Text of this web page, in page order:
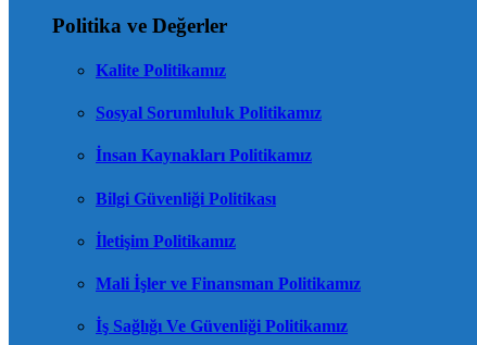
Politika ve Değerler
Kalite Politikamız
Sosyal Sorumluluk Politikamız
İnsan Kaynakları Politikamız
Bilgi Güvenliği Politikası
İletişim Politikamız
Mali İşler ve Finansman Politikamız
İş Sağlığı Ve Güvenliği Politikamız